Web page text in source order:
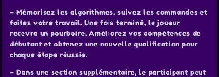
– Mémorisez les algorithmes, suivez les commandes et
faites votre travail. Une fois terminé, le joueur
recevra un pourboire. Améliorez vos compétences de
débutant et obtenez une nouvelle qualification pour
chaque étape réussie.
– Dans une section supplémentaire, le participant peut